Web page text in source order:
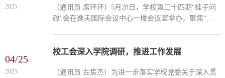
2025
（通讯员 席环环）5月28日，学校第二十四期“桂子问
政”会在逸夫国际会议中心一楼会议室举办，聚焦“医
70余人...
04/25
2025
校工会深入学院调研，推进工作发展
（通讯员 左焦杰）为进一步落实学校党委关于深入贯